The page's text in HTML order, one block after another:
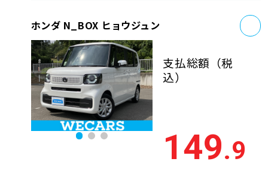
ホンダ N_BOX ヒョウジュン
支払総額 （税
込）
149.9